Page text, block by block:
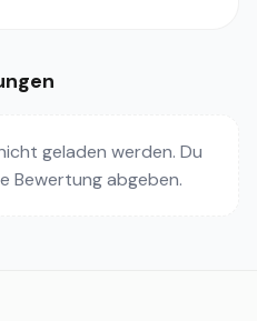
geladen werden. Du
Bewertung abgeben.